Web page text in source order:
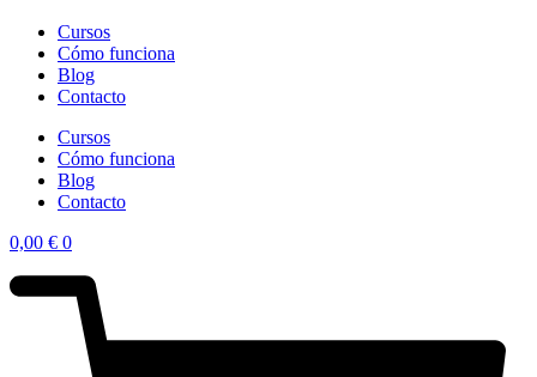
Cursos
Cómo funciona
Blog
Contacto
Cursos
Cómo funciona
Blog
Contacto
0,00 € 0